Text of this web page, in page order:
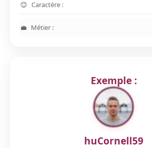
Caractère :
Métier :
Exemple :
huCornell59